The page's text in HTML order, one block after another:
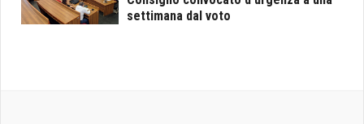
settimana dal voto